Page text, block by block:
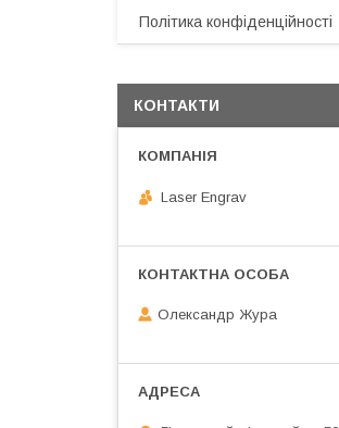
Політика конфіденційності
КОНТАКТИ
Laser Engrav
Олександр Жура